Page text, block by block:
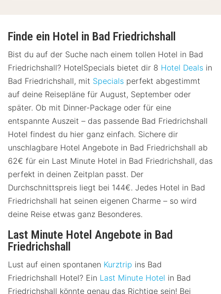
Finde ein Hotel in Bad Friedrichshall
Bist du auf der Suche nach einem tollen Hotel in Bad
Friedrichshall? HotelSpecials bietet dir 8 Hotel Deals in
Bad Friedrichshall, mit Specials perfekt abgestimmt
auf deine Reisepläne für August, September oder
später. Ob mit Dinner-Package oder für eine
entspannte Auszeit – das passende Bad Friedrichshall
Hotel findest du hier ganz einfach. Sichere dir
unschlagbare Hotel Angebote in Bad Friedrichshall ab
62€ für ein Last Minute Hotel in Bad Friedrichshall, das
perfekt in deinen Zeitplan passt. Der
Durchschnittspreis liegt bei 144€. Jedes Hotel in Bad
Friedrichshall hat seinen eigenen Charme – so wird
deine Reise etwas ganz Besonderes.
Last Minute Hotel Angebote in Bad
Friedrichshall
Lust auf einen spontanen Kurztrip ins Bad
Friedrichshall Hotel? Ein Last Minute Hotel in Bad
Friedrichshall könnte genau das Richtige sein! Bei